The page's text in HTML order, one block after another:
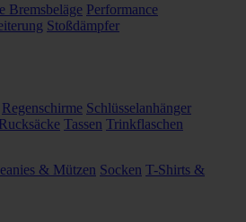
Bremsbeläge Performance
Stoßdämpfer
Regenschirme Schlüsselanhänger
Tassen Trinkflaschen
& Mützen Socken T-Shirts &